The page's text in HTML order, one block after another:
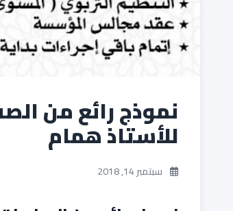
نموذج رائع من
للأستاذ همام
سبتمبر 14, 2018